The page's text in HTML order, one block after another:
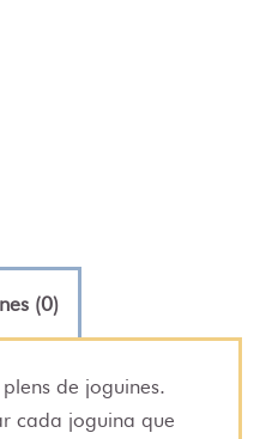
(0)
de joguines.
cada joguina que